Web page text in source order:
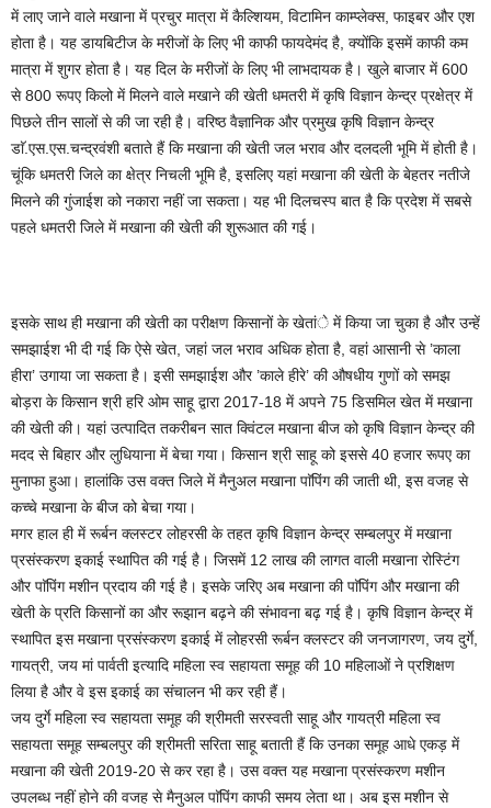
में लाए जाने वाले मखाना में प्रचुर मात्रा में कैल्शियम, विटामिन काम्प्लेक्स, फाइबर और एश
होता है। यह डायबिटीज के मरीजों के लिए भी काफी फायदेमंद है, क्योंकि इसमें काफी कम
मात्रा में शुगर होता है। यह दिल के मरीजों के लिए भी लाभदायक है। खुले बाजार में 600
से 800 रूपए किलो में मिलने वाले मखाने की खेती धमतरी में कृषि विज्ञान केन्द्र प्रक्षेत्र में
पिछले तीन सालों से की जा रही है। वरिष्ठ वैज्ञानिक और प्रमुख कृषि विज्ञान केन्द्र
डाॅ.एस.एस.चन्द्रवंशी बताते हैं कि मखाना की खेती जल भराव और दलदली भूमि में होती है।
चूंकि धमतरी जिले का क्षेत्र निचली भूमि है, इसलिए यहां मखाना की खेती के बेहतर नतीजे
मिलने की गुंजाईश को नकारा नहीं जा सकता। यह भी दिलचस्प बात है कि प्रदेश में सबसे
पहले धमतरी जिले में मखाना की खेती की शुरूआत की गई।
इसके साथ ही मखाना की खेती का परीक्षण किसानों के खेतांे में किया जा चुका है और उन्हें
समझाईश भी दी गई कि ऐसे खेत, जहां जल भराव अधिक होता है, वहां आसानी से ’काला
हीरा’ उगाया जा सकता है। इसी समझाईश और ’काले हीरे’ की औषधीय गुणों को समझ
बोड़रा के किसान श्री हरि ओम साहू द्वारा 2017-18 में अपने 75 डिसमिल खेत में मखाना
की खेती की। यहां उत्पादित तकरीबन सात क्विंटल मखाना बीज को कृषि विज्ञान केन्द्र की
मदद से बिहार और लुधियाना में बेचा गया। किसान श्री साहू को इससे 40 हजार रूपए का
मुनाफा हुआ। हालांकि उस वक्त जिले में मैनुअल मखाना पाॅपिंग की जाती थी, इस वजह से
कच्चे मखाना के बीज को बेचा गया।
मगर हाल ही में रूर्बन क्लस्टर लोहरसी के तहत कृषि विज्ञान केन्द्र सम्बलपुर में मखाना
प्रसंस्करण इकाई स्थापित की गई है। जिसमें 12 लाख की लागत वाली मखाना रोस्टिंग
और पाॅपिंग मशीन प्रदाय की गई है। इसके जरिए अब मखाना की पाॅपिंग और मखाना की
खेती के प्रति किसानों का और रूझान बढ़ने की संभावना बढ़ गई है। कृषि विज्ञान केन्द्र में
स्थापित इस मखाना प्रसंस्करण इकाई में लोहरसी रूर्बन क्लस्टर की जनजागरण, जय दुर्गे,
गायत्री, जय मां पार्वती इत्यादि महिला स्व सहायता समूह की 10 महिलाओं ने प्रशिक्षण
लिया है और वे इस इकाई का संचालन भी कर रही हैं।
जय दुर्गे महिला स्व सहायता समूह की श्रीमती सरस्वती साहू और गायत्री महिला स्व
सहायता समूह सम्बलपुर की श्रीमती सरिता साहू बताती हैं कि उनका समूह आधे एकड़ में
मखाना की खेती 2019-20 से कर रहा है। उस वक्त यह मखाना प्रसंस्करण मशीन
उपलब्ध नहीं होने की वजह से मैनुअल पाॅपिंग काफी समय लेता था। अब इस मशीन से